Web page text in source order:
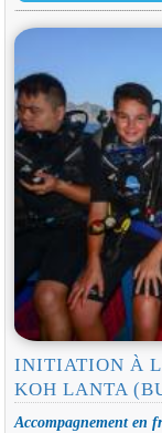
INITIATION À
KOH LANTA
Accompagnement en